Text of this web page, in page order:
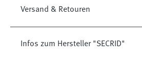
Versand & Retouren
Infos zum Hersteller "SECRID"